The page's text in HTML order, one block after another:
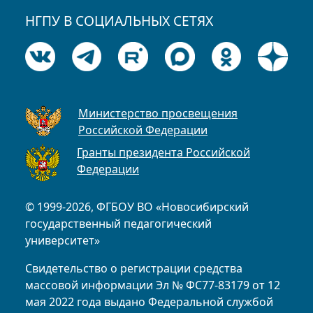
© 1999-2026, ФГБОУ ВО «Новосибирский
государственный педагогический
университет»
Свидетельство о регистрации средства
массовой информации Эл № ФС77-83179 от 12
мая 2022 года выдано Федеральной службой
НГПУ В СОЦИАЛЬНЫХ СЕТЯХ
Министерство просвещения
Российской Федерации
Гранты президента Российской
Федерации